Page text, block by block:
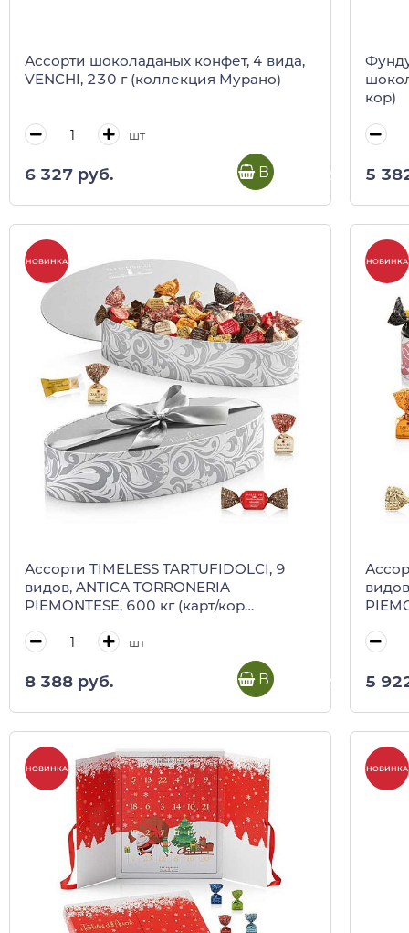
Ассорти шоколаданых конфет, 4 вида,
VENCHI, 230 г (коллекция Мурано)
шт
6 327 руб. В корзину
кор)
5
НОВИНКА
Ассорти TIMELESS TARTUFIDOLCI, 9
видов, ANTICA TORRONERIA
PIEMONTESE, 600 кг (карт/кор
шт
8 388 руб. В корзину
НОВИНКА
5
НОВИНКА НОВИНКА